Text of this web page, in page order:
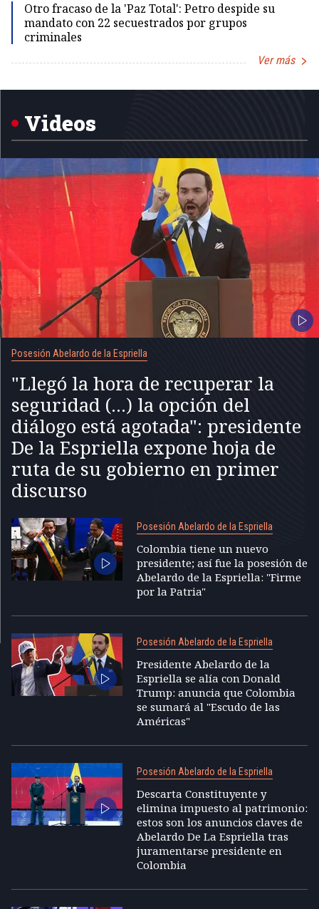
Otro fracaso de la 'Paz Total': Petro despide su
mandato con 22 secuestrados por grupos
criminales
Ver más
1
Videos
Posesión Abelardo de la Espriella
"Llegó la hora de recuperar la
seguridad (...) la opción del
diálogo está agotada": presidente
De la Espriella expone hoja de
ruta de su gobierno en primer
discurso
Posesión Abelardo de la Espriella
Colombia tiene un nuevo
presidente; así fue la posesión de
Abelardo de la Espriella: "Firme
por la Patria"
Posesión Abelardo de la Espriella
Presidente Abelardo de la
Espriella se alía con Donald
Trump: anuncia que Colombia
se sumará al "Escudo de las
Américas"
Posesión Abelardo de la Espriella
Descarta Constituyente y
elimina impuesto al patrimonio:
estos son los anuncios claves de
Abelardo De La Espriella tras
juramentarse presidente en
Colombia